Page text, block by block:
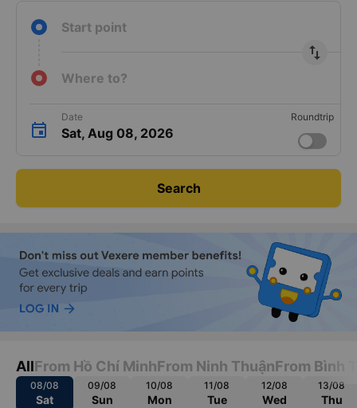
Start point
import_export
Where to?
Date
Sat, Aug 08, 2026
Roundtrip
Search
AllFrom Hồ Chí MinhFrom Ninh ThuậnFrom Bình
08/08
Sat
09/08
Sun
10/08
Mon
11/08
Tue
12/08
Wed
13/08
Thu